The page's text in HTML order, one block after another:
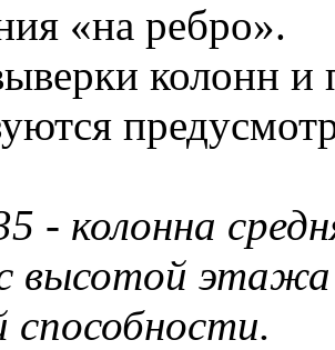
«на ребро».
колонн и
- колонна
высотой
способности.